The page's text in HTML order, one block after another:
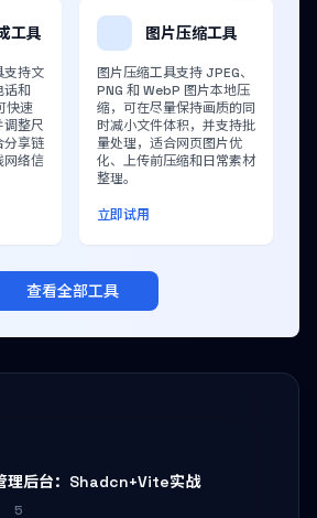
理后台：Shadcn+Vite实战
5
工具
支持文
话和
快速
调整尺
分享链
网络信
图片压缩工具
图片压缩工具支持 JPEG、
PNG 和 WebP 图片本地压
缩，可在尽量保持画质的同
时减小文件体积，并支持批
量处理，适合网页图片优
化、上传前压缩和日常素材
整理。
立即试用
查看全部工具